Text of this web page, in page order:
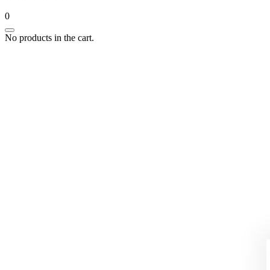
0
No products in the cart.